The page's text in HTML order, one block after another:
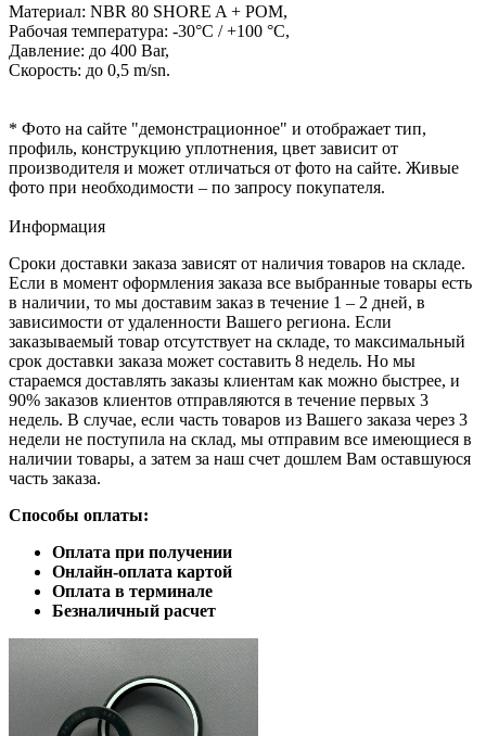
Материал: NBR 80 SHORE A + POM,
Рабочая температура: -30°C / +100 °C,
Давление: до 400 Bar,
Скорость: до 0,5 m/sn.
* Фото на сайте "демонстрационное" и отображает тип,
профиль, конструкцию уплотнения, цвет зависит от
производителя и может отличаться от фото на сайте. Живые
фото при необходимости – по запросу покупателя.
Информация
Сроки доставки заказа зависят от наличия товаров на складе.
Если в момент оформления заказа все выбранные товары есть
в наличии, то мы доставим заказ в течение 1 – 2 дней, в
зависимости от удаленности Вашего региона. Если
заказываемый товар отсутствует на складе, то максимальный
срок доставки заказа может составить 8 недель. Но мы
стараемся доставлять заказы клиентам как можно быстрее, и
90% заказов клиентов отправляются в течение первых 3
недель. В случае, если часть товаров из Вашего заказа через 3
недели не поступила на склад, мы отправим все имеющиеся в
наличии товары, а затем за наш счет дошлем Вам оставшуюся
часть заказа.
Способы оплаты:
Оплата при получении
Онлайн-оплата картой
Оплата в терминале
Безналичный расчет